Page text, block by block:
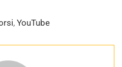
, YouTube